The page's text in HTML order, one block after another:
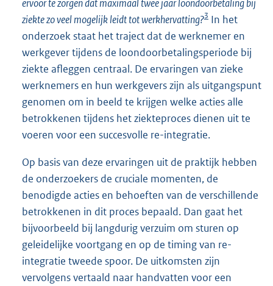
ervoor te zorgen dat maximaal twee jaar loondoorbetaling bij
ziekte zo veel mogelijk leidt tot werkhervatting?3 In het
onderzoek staat het traject dat de werknemer en
werkgever tijdens de loondoorbetalingsperiode bij
ziekte afleggen centraal. De ervaringen van zieke
werknemers en hun werkgevers zijn als uitgangspunt
genomen om in beeld te krijgen welke acties alle
betrokkenen tijdens het ziekteproces dienen uit te
voeren voor een succesvolle re-integratie.
Op basis van deze ervaringen uit de praktijk hebben
de onderzoekers de cruciale momenten, de
benodigde acties en behoeften van de verschillende
betrokkenen in dit proces bepaald. Dan gaat het
bijvoorbeeld bij langdurig verzuim om sturen op
geleidelijke voortgang en op de timing van re-
integratie tweede spoor. De uitkomsten zijn
vervolgens vertaald naar handvatten voor een